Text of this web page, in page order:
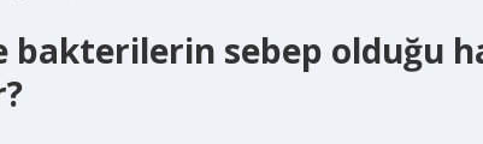
bakterilerin sebep olduğu